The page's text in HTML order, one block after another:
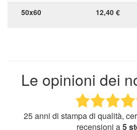
formati
Calendario
50x60 12,40 €
Le opinioni dei
25 anni di stampa di qualità,
recensioni a5